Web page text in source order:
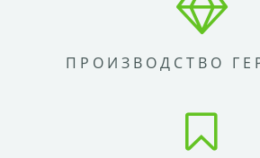
ПРОИЗВОДСТВО